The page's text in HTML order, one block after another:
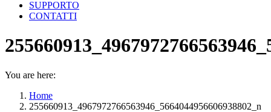
SUPPORTO
CONTATTI
You are here:
Home
255660913_4967972766563946_5664044956606938802_n